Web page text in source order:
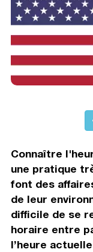
Connaître
une pratique
font des
de leur
difficile de se
horaire entre
l’heure